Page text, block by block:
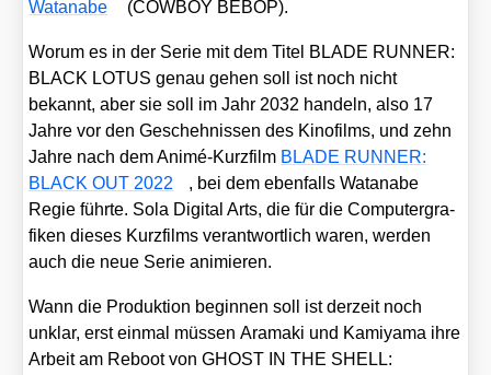
Watana­be (COWBOY BEBOP).
Wor­um es in der Serie mit dem Titel BLADE RUNNER:
BLACK LOTUS genau gehen soll ist noch nicht
bekannt, aber sie soll im Jahr 2032 han­deln, also 17
Jah­re vor den Gescheh­nis­sen des Kino­films, und zehn
Jah­re nach dem Ani­mé-Kurz­film BLADE RUNNER:
BLACK OUT 2022
, bei dem eben­falls Watana­be
Regie führ­te. Sola Digi­tal Arts, die für die Com­pu­ter­gra­
fi­ken die­ses Kurz­films ver­ant­wort­lich waren, wer­den
auch die neue Serie ani­mie­ren.
Wann die Pro­duk­ti­on begin­nen soll ist der­zeit noch
unklar, erst ein­mal müs­sen Ara­ma­ki und Kami­ya­ma ihre
Arbeit am Reboot von GHOST IN THE SHELL: